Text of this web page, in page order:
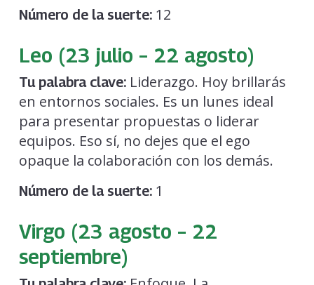
Número de la suerte:12
Leo (23 julio – 22 agosto)
Tu palabra clave:Liderazgo. Hoy brillarás
en entornos sociales. Es un lunes ideal
para presentar propuestas o liderar
equipos. Eso sí, no dejes que el ego
opaque la colaboración con los demás.
Número de la suerte:1
Virgo (23 agosto – 22
septiembre)